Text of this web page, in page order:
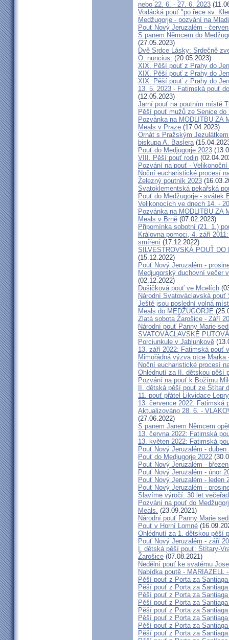
nebo 22. 6. - 27. 6. 2023
Vodácká pouť "po řece sv.
Medžugorje - pozvání na
Pouť Nový Jeruzalém -
S panem Němcem do
(27.05.2023)
Dvě Srdce Lásky: Srdečně
O. nuncius. (20.05.2023)
XIX. Pěší pouť z Prahy do
XIX. Pěší pouť z Prahy do
XIX. Pěší pouť z Prahy do
13. 5. 2023 - Fatimská pouť
(12.05.2023)
Jarní pouť na poutním místě
Pěší pouť mužů ze Senice do
Pozvánka na MODLITBU ZA
Meals v Praze (17.04.2023)
Ornát s Pražským
biskupa A. Baslera
Pouť do Medjugorje 2023
VIII. Pěší pouť rodin
Pozvání na pouť -
Noční eucharistické procesí
Železný poutník 2023
Svatoklementská pekařská
Pouť do Medžugorje - svátek
Velikonocích ve dnech 14. -
Pozvánka na MODLITBU ZA
Meals v Brně (07.02.2023)
Připomínka sobotní (21. 1.)
Královna pomoci, 4. září
smíření (17.12.2022)
SILVESTROVSKÁ POUŤ DO
(15.12.2022)
Pouť Nový Jeruzalém -
Medjugorský duchovní večer
(02.12.2022)
Dušičková pouť ve Mcelích
Národní Svatováclavská pouť
Ještě jsou poslední volná
Meals do MEDŽUGORJE
Zlatá sobota Žarošice - Září
Národní pouť Panny Marie
SVATOVÁCLAVSKÉ
Porciunkule v Jablunkově
13. září 2022: Fatimská pouť
Mimořádná výzva otce
Noční eucharistické procesí
Ohlédnutí za II. dětskou pěší
Pozvání na pouť k Božímu
II. dětská pěší pouť ze Štítar
11. pouť přátel Likvidace Lepry
13. července 2022: Fatimská
Aktualizováno 28. 6. -
(27.06.2022)
S panem Janem Němcem
13. června 2022: Fatimská
13. květen 2022: Fatimská
Pouť Nový Jeruzalém - duben
Pouť do Medjugorje 2022
Pouť Nový Jeruzalém -
Pouť Nový Jeruzalém - únor
Pouť Nový Jeruzalém - leden
Pouť Nový Jeruzalém -
Slavíme výročí: 30 let
Pozvání na pouť do
Meals. (23.09.2021)
Národní pouť Panny Marie
Pouť v Horní Lomné
Ohlédnutí za 1. dětskou pěší
Pouť Nový Jeruzalém - září
I. dětská pěší pouť: Štítary-
Žarošice (07.08.2021)
Nedělní pouť ke svatému
Nabídka poutě - MARIAZELL
Pěší pouť z Porta za
Pěší pouť z Porta za
Pěší pouť z Porta za
Pěší pouť z Porta za
Pěší pouť z Porta za
Pěší pouť z Porta za
Pěší pouť z Porta za
Pěší pouť z Porta za